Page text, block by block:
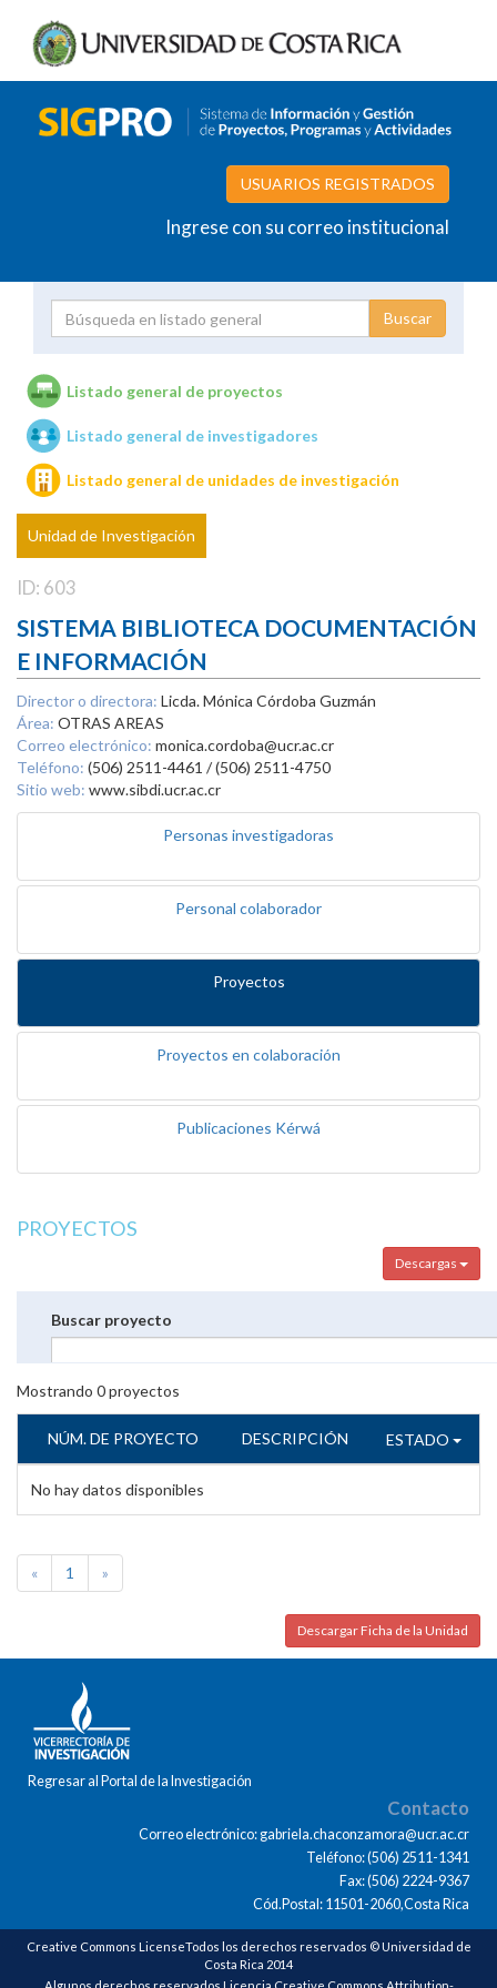
USUARIOS REGISTRADOS
Ingrese con su correo institucional
Unidades de investigación
Listado general de proyectos
Listado general de investigadores
Listado general de unidades de investigación
Unidad de Investigación
ID: 603
SISTEMA BIBLIOTECA DOCUMENTACIÓN
E INFORMACIÓN
Director o directora: Licda. Mónica Córdoba Guzmán
Área: OTRAS AREAS
Correo electrónico: monica.cordoba@ucr.ac.cr
Teléfono: (506) 2511-4461 / (506) 2511-4750
Sitio web: www.sibdi.ucr.ac.cr
Personas investigadoras
Personal colaborador
Proyectos
Proyectos en colaboración
Publicaciones Kérwá
PROYECTOS
Descargas
Buscar proyecto
Mostrando 0proyectos
NÚM. DE PROYECTO DESCRIPCIÓN ESTADO
No hay datos disponibles
« 1 »
Descargar Ficha de la Unidad
Regresar al Portal de la Investigación
Contacto
Correo electrónico: gabriela.chaconzamora@ucr.ac.cr
Teléfono: (506) 2511-1341
Fax: (506) 2224-9367
Cód.Postal: 11501-2060,Costa Rica
Creative Commons LicenseTodos los derechos reservados © Universidad de
Costa Rica 2014